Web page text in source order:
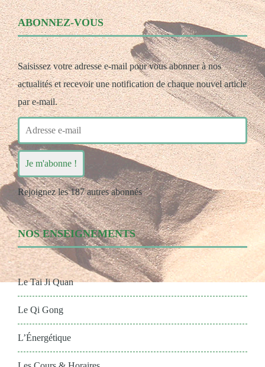
ABONNEZ-VOUS
Saisissez votre adresse e-mail pour vous abonner à nos
actualités et recevoir une notification de chaque nouvel article
par e-mail.
Adresse
e-
mailJe m'abonne !
Rejoignez les 187 autres abonnés
NOS ENSEIGNEMENTS
Le Tai Ji Quan
Le Qi Gong
L’Énergétique